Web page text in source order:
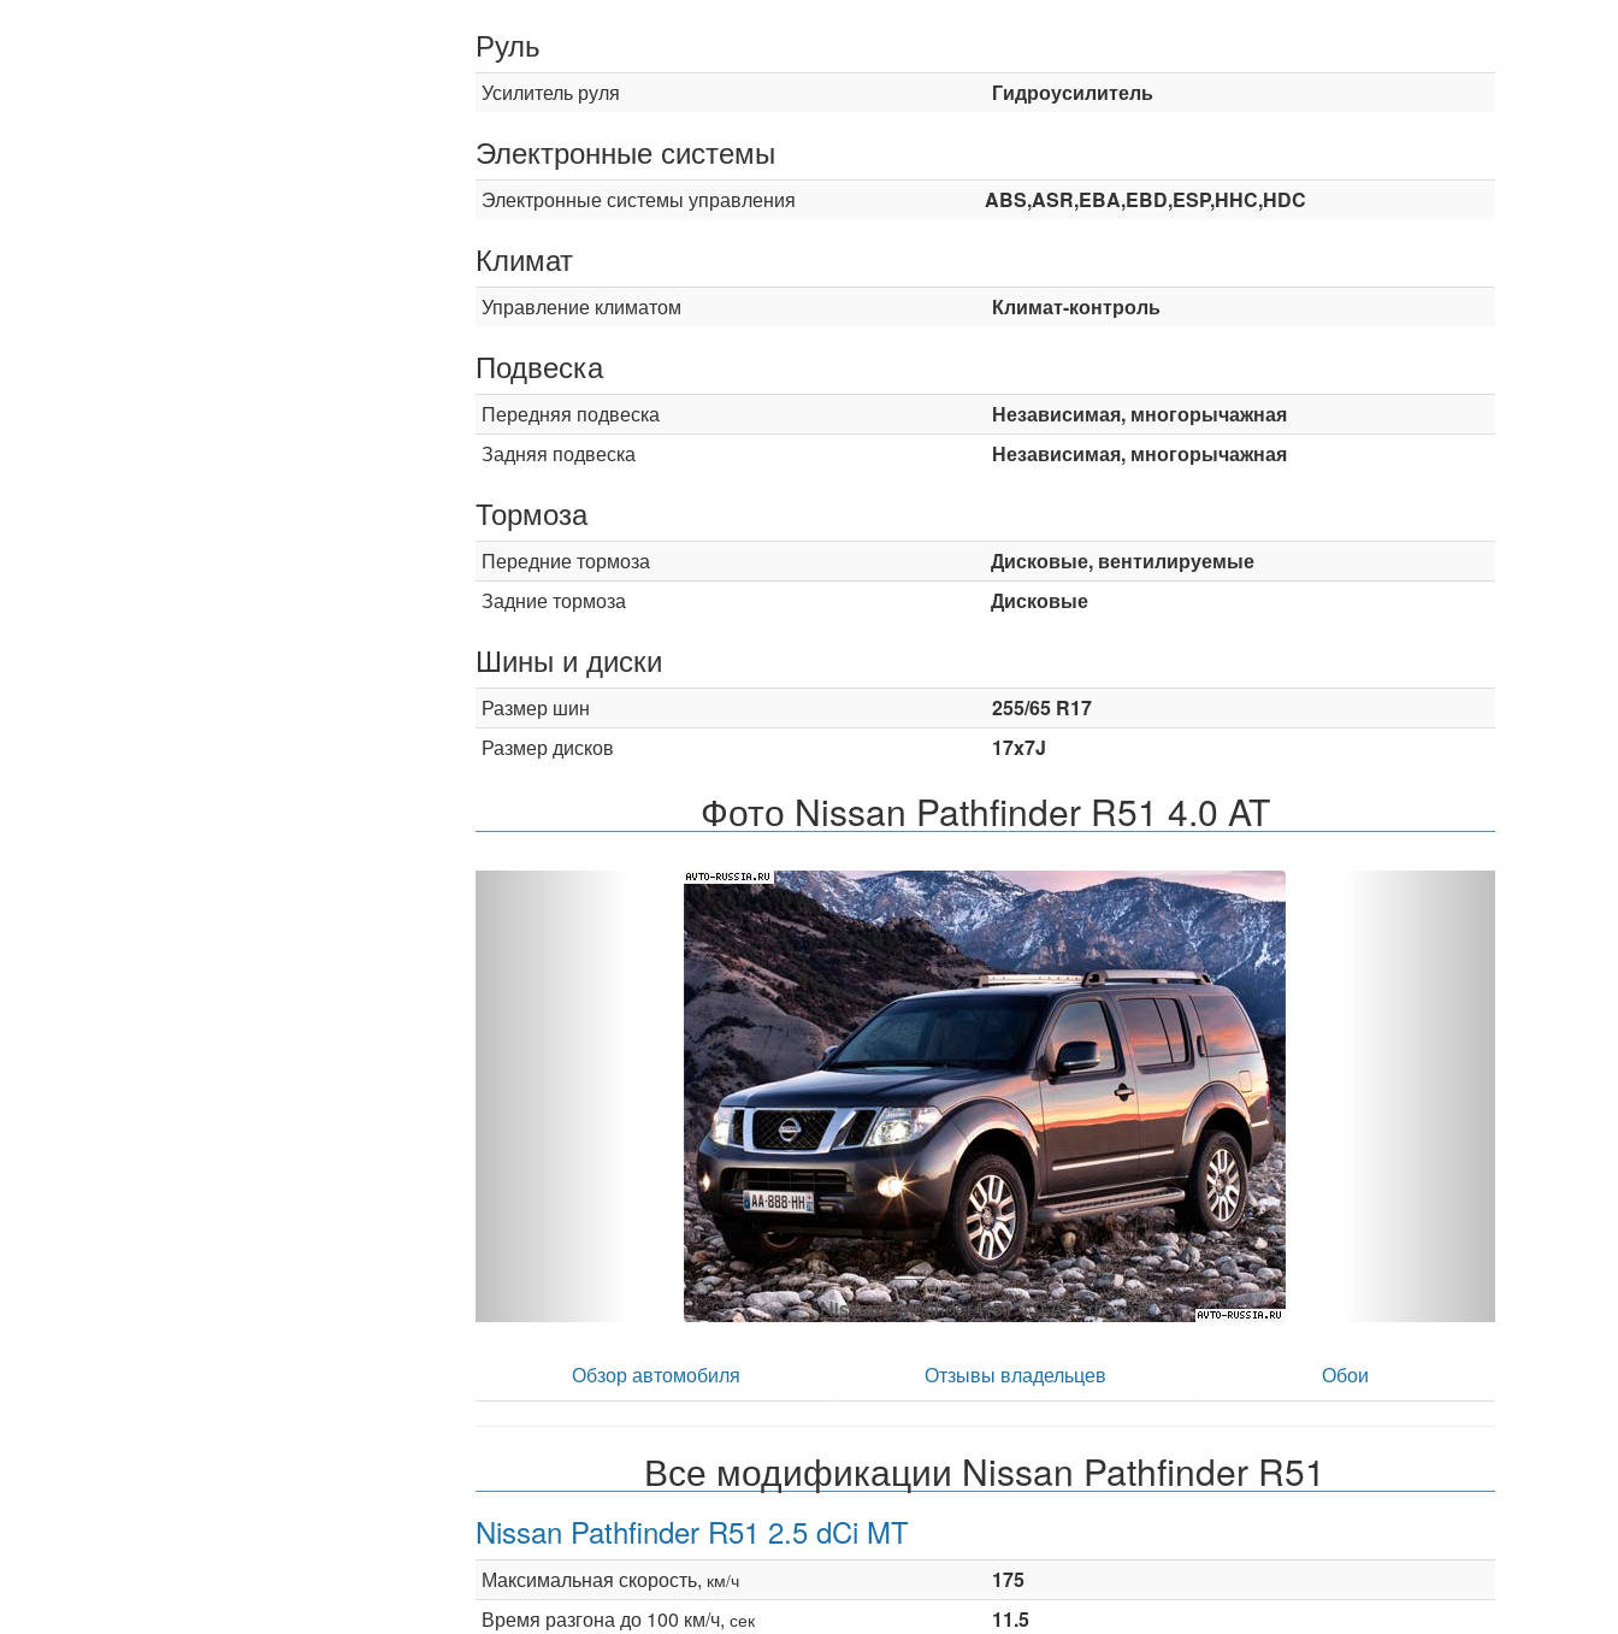
Руль
Усилитель руля Гидроусилитель
Электронные системы
Электронные системы управления ABS,ASR,EBA,EBD,ESP,HHC,HDC
Климат
Управление климатом Климат-контроль
Подвеска
Передняя подвеска
Независимая, многорычажная
Задняя подвеска
Независимая, многорычажная
Тормоза
Передние тормоза
Дисковые, вентилируемые
Задние тормоза
Дисковые
Шины и диски
Размер шин
255/65 R17
Размер дисков
17x7J
Фото Nissan Pathfinder R51 4.0 AT
Nissan Pathfinder R51 4.0 AT - фото 2
Обзор автомобиля Отзывы владельцев Обои
Все модификации Nissan Pathfinder R51
Nissan Pathfinder R51 2.5 dCi MT
Максимальная скорость, км/ч
175
Время разгона до 100 км/ч, сек 11.5